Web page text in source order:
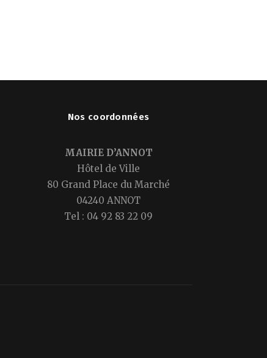
Nos coordonnées
MAIRIE D’ANNOT
Hôtel de Ville
80 Grand Place du Marché
04240 ANNOT
Tel : 04 92 83 22 09